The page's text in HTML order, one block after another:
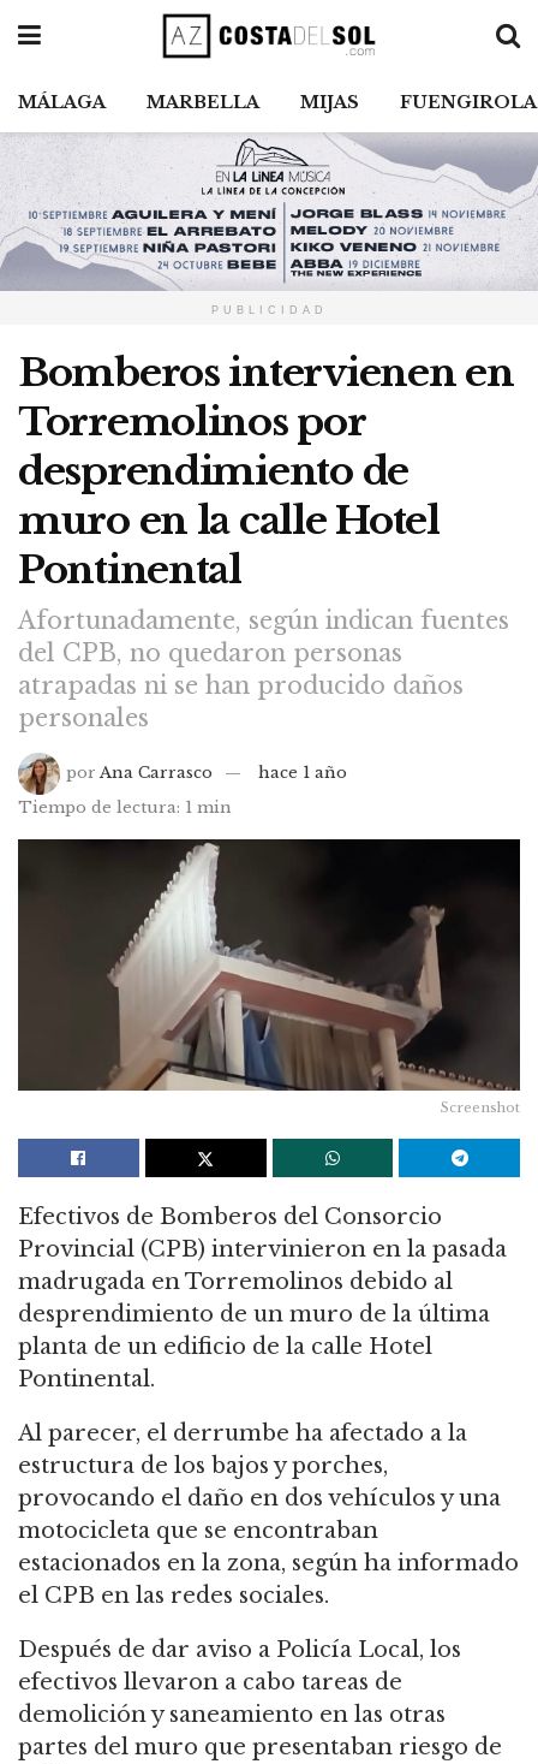
MÁLAGA MARBELLA MIJAS FUENGIROLA
PUBLICIDAD
Bomberos intervienen en
Torremolinos por
desprendimiento de
muro en la calle Hotel
Pontinental
Afortunadamente, según indican fuentes
del CPB, no quedaron personas
atrapadas ni se han producido daños
personales
por Ana Carrasco
hace 1 año
Tiempo de lectura: 1 min
Screenshot
Efectivos de Bomberos del Consorcio
Provincial (CPB) intervinieron en la pasada
madrugada en Torremolinos debido al
desprendimiento de un muro de la última
planta de un edificio de la calle Hotel
Pontinental.
Al parecer, el derrumbe ha afectado a la
estructura de los bajos y porches,
provocando el daño en dos vehículos y una
motocicleta que se encontraban
estacionados en la zona, según ha informado
el CPB en las redes sociales.
Después de dar aviso a Policía Local, los
efectivos llevaron a cabo tareas de
demolición y saneamiento en las otras
partes del muro que presentaban riesgo de